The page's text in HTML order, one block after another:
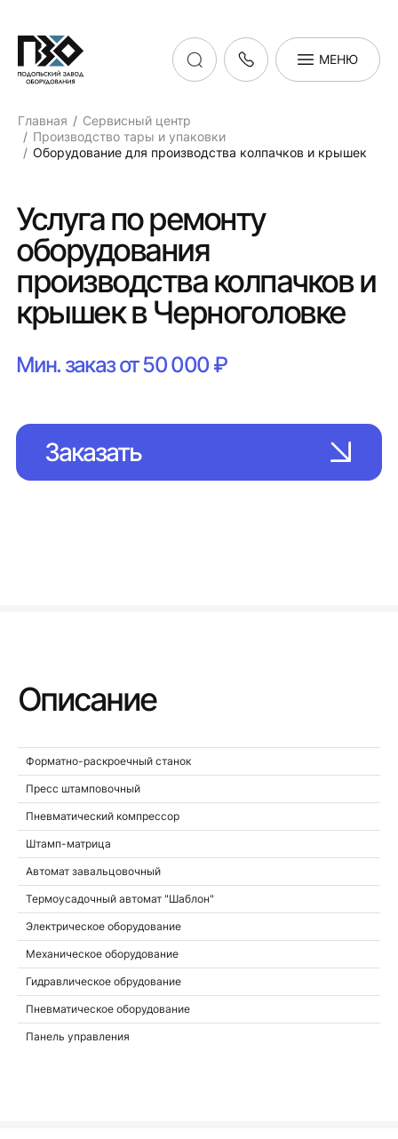
МЕНЮ
Главная
Сервисный центр
Производство тары и упаковки
Оборудование для производства колпачков и крышек
Услуга по ремонту
оборудования
производства колпачков и
крышек в Черноголовке
Мин. заказ от 50 000 ₽
Заказать
Описание
Форматно-раскроечный станок
Пресс штамповочный
Пневматический компрессор
Штамп-матрица
Автомат завальцовочный
Термоусадочный автомат "Шаблон"
Электрическое оборудование
Механическое оборудование
Гидравлическое обрудование
Пневматическое оборудование
Панель управления